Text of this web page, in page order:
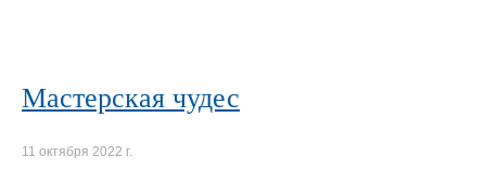
Мастерская чудес
11 октября 2022 г.